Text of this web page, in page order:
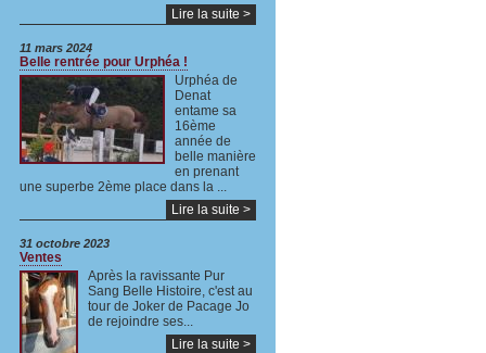
Lire la suite >
11 mars 2024
Belle rentrée pour Urphéa !
Urphéa de
Denat
entame sa
16ème
année de
belle manière
en prenant
une superbe 2ème place dans la ...
Lire la suite >
31 octobre 2023
Ventes
Après la ravissante Pur
Sang Belle Histoire, c'est au
tour de Joker de Pacage Jo
de rejoindre ses...
Lire la suite >